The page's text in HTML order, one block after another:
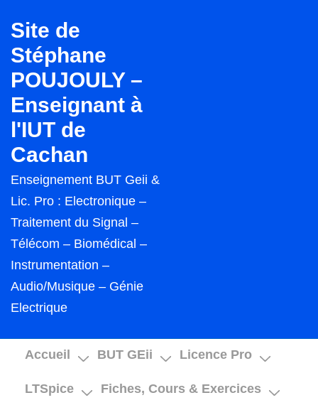
passer
au
contenu
principal
Site de
Stéphane
POUJOULY –
Enseignant à
l'IUT de
Cachan
Enseignement BUT Geii &
Lic. Pro : Electronique –
Traitement du Signal –
Télécom – Biomédical –
Instrumentation –
Audio/Musique – Génie
Electrique
Main
Accueil BUT GEii Licence Pro
LTSpice Fiches, Cours & Exercices